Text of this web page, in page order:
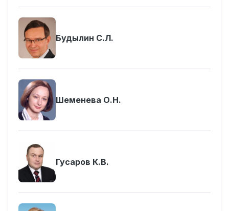
Будылин С.Л.
Шеменева О.Н.
Гусаров К.В.